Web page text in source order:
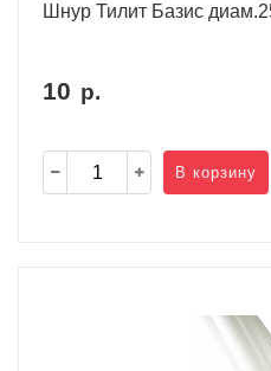
Шнур Тилит Базис
10 р.
В корзину